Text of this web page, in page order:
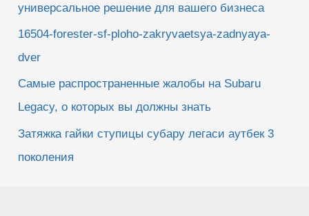
универсальное решение для вашего бизнеса
16504-forester-sf-ploho-zakryvaetsya-zadnyaya-
dver
Самые распространенные жалобы на Subaru
Legacy, о которых вы должны знать
Затяжка гайки ступицы субару легаси аутбек 3
поколения